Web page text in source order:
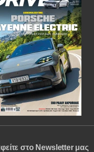
στο Newsletter μας